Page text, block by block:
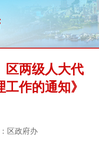
区两级人大代
作的通知》
区政府办